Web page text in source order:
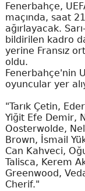
Fenerbahçe,
maçında, saat
ağırlayacak.
bildirilen kadro
yerine Fransız
oldu.
Fenerbahçe'nin
oyuncular yer
"Tarık Çetin,
Yiğit Efe Demir,
Oosterwolde,
Brown, İsmail
Can Kahveci,
Talisca, Kerem
Greenwood,
Cherif."